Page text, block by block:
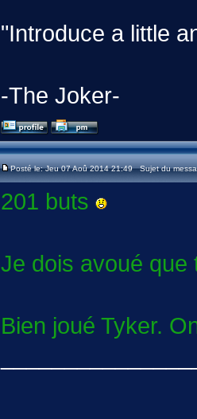
"Introduce a little
-The Joker-
Posté le: Jeu 07 Aoû 2014 21:49 Sujet du
201 buts
Je dois avoué que
Bien joué Tyker.